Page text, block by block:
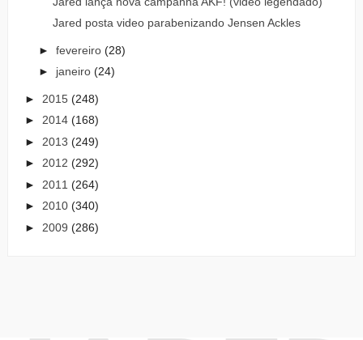
Jared posta video parabenizando Jensen Ackles
► fevereiro (28)
► janeiro (24)
► 2015 (248)
► 2014 (168)
► 2013 (249)
► 2012 (292)
► 2011 (264)
► 2010 (340)
► 2009 (286)